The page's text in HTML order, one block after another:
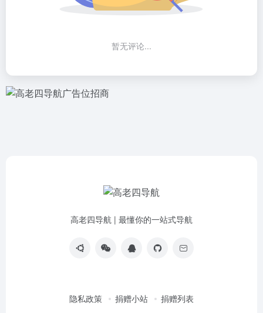
暂无评论...
高老四导航 | 最懂你的一站式导航
隐私政策 捐赠小站 捐赠列表